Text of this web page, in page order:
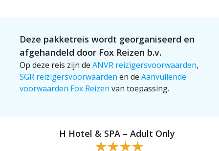
Deze pakketreis wordt georganiseerd en
afgehandeld door Fox Reizen b.v.
Op deze reis zijn de ANVR reizigersvoorwaarden,
SGR reizigersvoorwaarden en de Aanvullende
voorwaarden Fox Reizen van toepassing.
H Hotel & SPA – Adult Only